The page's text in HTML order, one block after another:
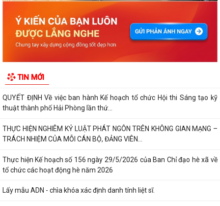
TIN MỚI
Kỷ niệm 79 năm Ngày Thương binh - Liệt sĩ (27-7-1947 – 27-7-2026)
KHẢO SÁT, THĂM DÒ Ý KIẾN SAU 01 NĂM THỰC HIỆN MÔ HÌNH CHÍNH
QUYỀN ĐỊA PHƯƠNG 02 CẤP
tư của cộng đồng các công trình,...
QUYẾT ĐỊNH Về việc ban hành Kế hoạch tổ chức Hội thi Sáng tạo kỹ
thuật thành phố Hải Phòng lần thứ...
THỰC HIỆN NGHIÊM KỶ LUẬT PHÁT NGÔN TRÊN KHÔNG GIAN MẠNG –
TRÁCH NHIỆM CỦA MỖI CÁN BỘ, ĐẢNG VIÊN...
Thực hiện Kế hoạch số 156 ngày 29/5/2026 của Ban Chỉ đạo hè xã về
tổ chức các hoạt động hè năm 2026
Lấy mẫu ADN - chìa khóa xác định danh tính liệt sĩ.